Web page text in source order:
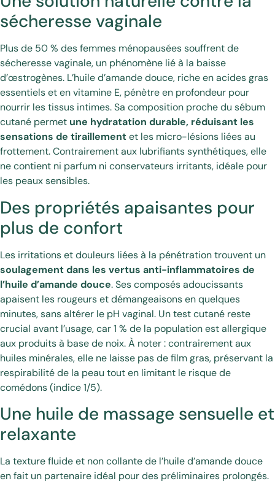
sécheresse vaginale
Plus de 50 % des femmes ménopausées souffrent de
sécheresse vaginale, un phénomène lié à la baisse
d’œstrogènes. L’huile d’amande douce, riche en acides gras
essentiels et en vitamine E, pénètre en profondeur pour
nourrir les tissus intimes. Sa composition proche du sébum
cutané permet une hydratation durable, réduisant les
sensations de tiraillementet les micro-lésions liées au
frottement. Contrairement aux lubrifiants synthétiques, elle
ne contient ni parfum ni conservateurs irritants, idéale pour
les peaux sensibles.
Des propriétés apaisantes pour
plus de confort
Les irritations et douleurs liées à la pénétration trouvent un
soulagement dans les vertus anti-inflammatoires de
l’huile d’amande douce. Ses composés adoucissants
apaisent les rougeurs et démangeaisons en quelques
minutes, sans altérer le pH vaginal. Un test cutané reste
crucial avant l’usage, car 1 % de la population est allergique
aux produits à base de noix. À noter : contrairement aux
huiles minérales, elle ne laisse pas de film gras, préservant la
respirabilité de la peau tout en limitant le risque de
comédons (indice 1/5).
Une huile de massage sensuelle et
relaxante
La texture fluide et non collante de l’huile d’amande douce
en fait un partenaire idéal pour des préliminaires prolongés.